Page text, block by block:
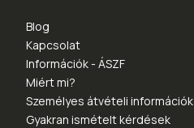
Blog
Kapcsolat
Információk - ÁSZF
Miért mi?
Személyes átvételi információk
Gyakran ismételt kérdések